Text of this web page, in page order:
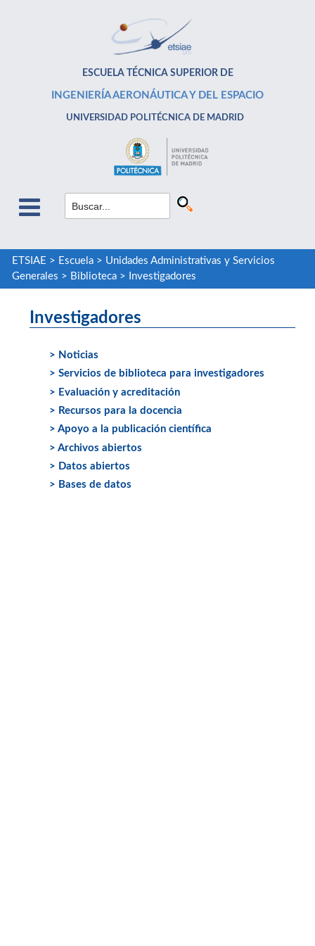
ESCUELA TÉCNICA SUPERIOR DE
INGENIERÍA AERONÁUTICA Y DEL ESPACIO
UNIVERSIDAD POLITÉCNICA DE MADRID
ETSIAE > Escuela> Unidades Administrativas y Servicios
Generales > Biblioteca> Investigadores
Investigadores
> Noticias
> Servicios de biblioteca para investigadores
> Evaluación y acreditación
> Recursos para la docencia
> Apoyo a la publicación científica
> Archivos abiertos
> Datos abiertos
> Bases de datos